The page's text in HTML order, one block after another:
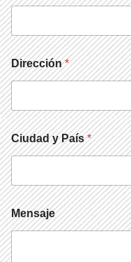
i
c
o
*
Dirección*
Ciudad y País*
Mensaje